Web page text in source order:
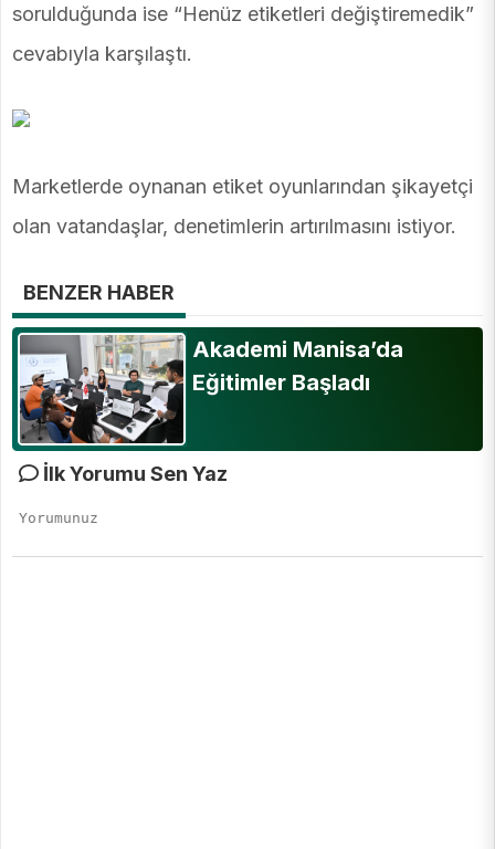
sorulduğunda ise “Henüz etiketleri değiştiremedik”
cevabıyla karşılaştı.
Marketlerde oynanan etiket oyunlarından şikayetçi
olan vatandaşlar, denetimlerin artırılmasını istiyor.
BENZER HABER
Akademi Manisa’da
Eğitimler Başladı
İlk Yorumu Sen Yaz